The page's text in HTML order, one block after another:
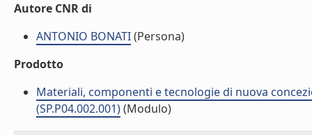
Autore CNR di
ANTONIO BONATI(Persona)
Prodotto
Materiali, componenti e tecnologie di nuova
(SP.P04.002.001)(Modulo)